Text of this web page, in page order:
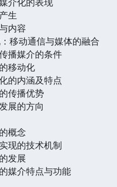
生
内容
移动通信与媒体的融合
媒介的条件
移动化
内涵及特点
传播优势
展的方向
概念
的技术机制
发展
介特点与功能